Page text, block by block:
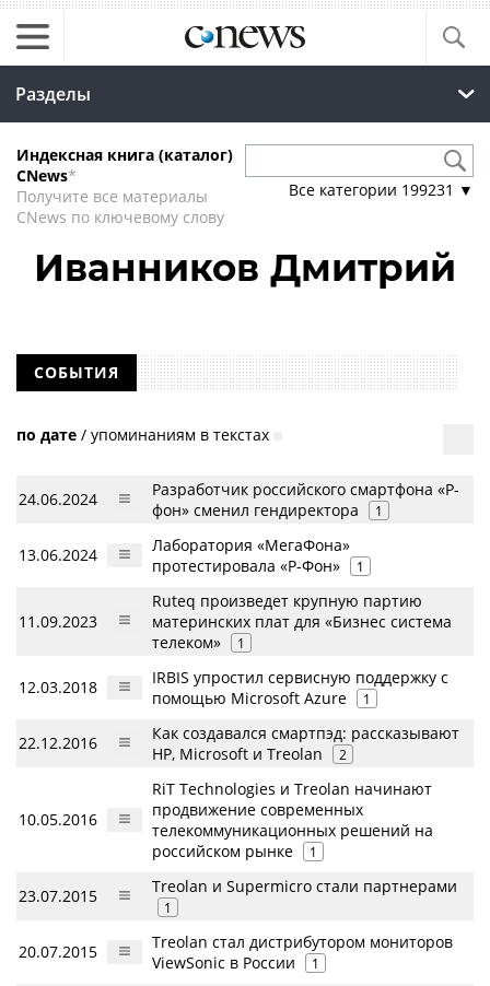
Разделы
Индексная книга (каталог)
CNews*
Получите все материалы
CNews по ключевому слову
Все категории 199231 ▼
Иванников Дмитрий
СОБЫТИЯ
по дате / упоминаниям в текстах
24.06.2024
Разработчик российского смартфона «Р-
фон» сменил гендиректора
1
13.06.2024
Лаборатория «МегаФона»
протестировала «Р-Фон»
1
11.09.2023
Ruteq произведет крупную партию
материнских плат для «Бизнес система
телеком»
1
12.03.2018
IRBIS упростил сервисную поддержку с
помощью Microsoft Azure
1
22.12.2016
Как cоздавался смартпэд: рассказывают
HP, Microsoft и Treolan
2
10.05.2016
RiT Technologies и Treolan начинают
продвижение современных
телекоммуникационных решений на
российском рынке
1
23.07.2015 Treolan и Supermicro стали партнерами
1
20.07.2015
Treolan стал дистрибутором мониторов
ViewSonic в России
1